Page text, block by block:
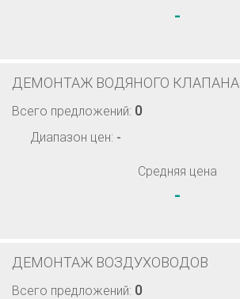
-
ДЕМОНТАЖ ВОДЯНОГО КЛАПАНА
Всего предложений: 0
Диапазон цен: -
Средняя цена
-
ДЕМОНТАЖ ВОЗДУХОВОДОВ
Всего предложений: 0